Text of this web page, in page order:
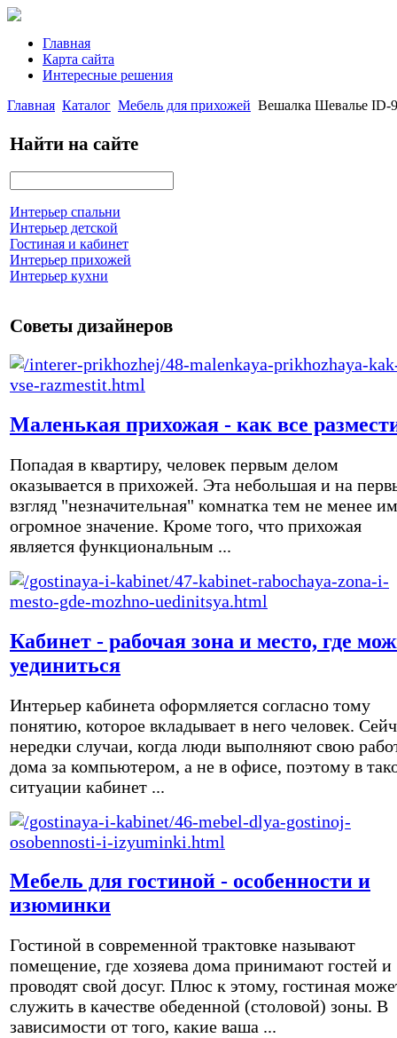
Главная
Карта сайта
Интересные решения
Главная Каталог Мебель для прихожей Вешалка Шевалье ID-
Найти на сайте
Интерьер спальни
Интерьер детской
Гостиная и кабинет
Интерьер прихожей
Интерьер кухни
Советы дизайнеров
Маленькая прихожая - как все
Попадая в квартиру, человек первым делом
оказывается в прихожей. Эта небольшая и на
взгляд "незначительная" комнатка тем не менее
огромное значение. Кроме того, что прихожая
является функциональным ...
Кабинет - рабочая зона и место, где
уединиться
Интерьер кабинета оформляется согласно тому
понятию, которое вкладывает в него человек.
нередки случаи, когда люди выполняют свою
дома за компьютером, а не в офисе, поэтому в
ситуации кабинет ...
Мебель для гостиной - особенности и
изюминки
Гостиной в современной трактовке называют
помещение, где хозяева дома принимают гостей и
проводят свой досуг. Плюс к этому, гостиная
служить в качестве обеденной (столовой) зоны. В
зависимости от того, какие ваша ...